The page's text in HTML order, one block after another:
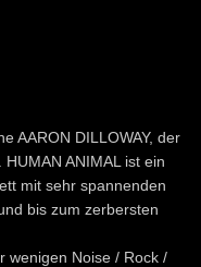
AARON DILLOWAY, der
ANIMAL ist ein
mit sehr spannenden
bis zum zerbersten
wenigen Noise / Rock /